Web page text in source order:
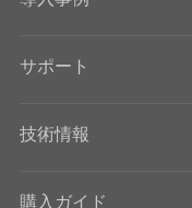
サポート
技術情報
購入ガイド